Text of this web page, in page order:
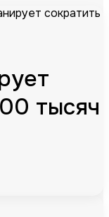
сократить
тысяч